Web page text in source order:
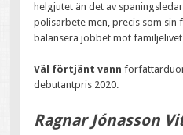
helgjutet än det av
polisarbete men, precis som sin
balansera jobbet mot
Väl förtjänt vann
debutantpris 2020.
Ragnar Jónasson